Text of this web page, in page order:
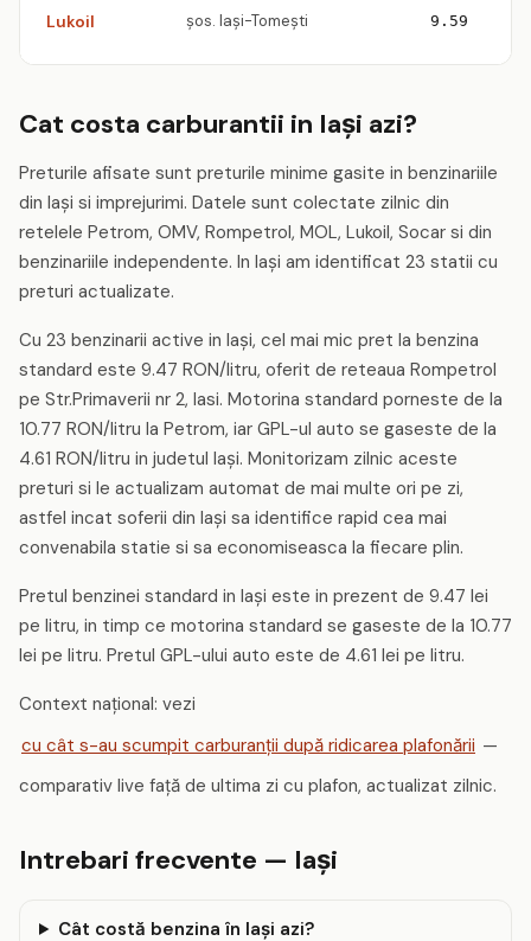
Lukoil şos. Iaşi-Tomeşti 9.59
Cat costa carburantii in Iaşi azi?
Preturile afisate sunt preturile minime gasite in benzinariile
din Iaşi si imprejurimi. Datele sunt colectate zilnic din
retelele Petrom, OMV, Rompetrol, MOL, Lukoil, Socar si din
benzinariile independente. In Iaşi am identificat 23 statii cu
preturi actualizate.
Cu 23 benzinarii active in Iaşi, cel mai mic pret la benzina
standard este 9.47 RON/litru, oferit de reteaua Rompetrol
pe Str.Primaverii nr 2, Iasi. Motorina standard porneste de la
10.77 RON/litru la Petrom, iar GPL-ul auto se gaseste de la
4.61 RON/litru in judetul Iași. Monitorizam zilnic aceste
preturi si le actualizam automat de mai multe ori pe zi,
astfel incat soferii din Iaşi sa identifice rapid cea mai
convenabila statie si sa economiseasca la fiecare plin.
Pretul benzinei standard in Iaşi este in prezent de 9.47 lei
pe litru, in timp ce motorina standard se gaseste de la 10.77
lei pe litru. Pretul GPL-ului auto este de 4.61 lei pe litru.
Context național: vezi
cu cât s-au scumpit carburanții după ridicarea plafonării —
comparativ live față de ultima zi cu plafon, actualizat zilnic.
Intrebari frecvente — Iaşi
Cât costă benzina în Iaşi azi?